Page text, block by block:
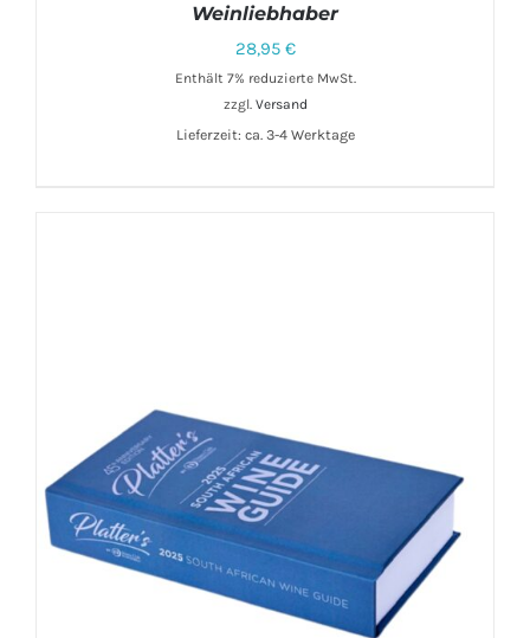
IN DEN WARENKORB / DETAILS
Weinliebhaber
28,95 €
Enthält 7% reduzierte MwSt.
zzgl. Versand
Lieferzeit: ca. 3-4 Werktage